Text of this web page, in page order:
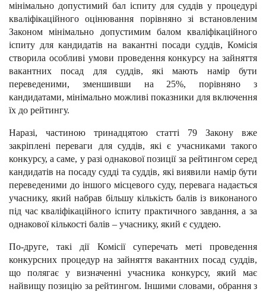
мінімально допустимий бал іспиту для суддів у процедурі
кваліфікаційного оцінювання порівняно зі встановленим
Законом мінімально допустимим балом кваліфікаційного
іспиту для кандидатів на вакантні посади суддів, Комісія
створила особливі умови проведення конкурсу на зайняття
вакантних посад для суддів, які мають намір бути
переведеними, зменшивши на 25%, порівняно з
кандидатами, мінімально можливі показники для включення
їх до рейтингу.
Наразі, частиною тринадцятою статті 79 Закону вже
закріплені переваги для суддів, які є учасниками такого
конкурсу, а саме, у разі однакової позиції за рейтингом серед
кандидатів на посаду судді та суддів, які виявили намір бути
переведеними до іншого місцевого суду, перевага надається
учаснику, який набрав більшу кількість балів із виконаного
під час кваліфікаційного іспиту практичного завдання, а за
однакової кількості балів – учаснику, який є суддею.
По-друге, такі дії Комісії суперечать меті проведення
конкурсних процедур на зайняття вакантних посад суддів,
що полягає у визначенні учасника конкурсу, який має
найвищу позицію за рейтингом. Іншими словами, обрання з